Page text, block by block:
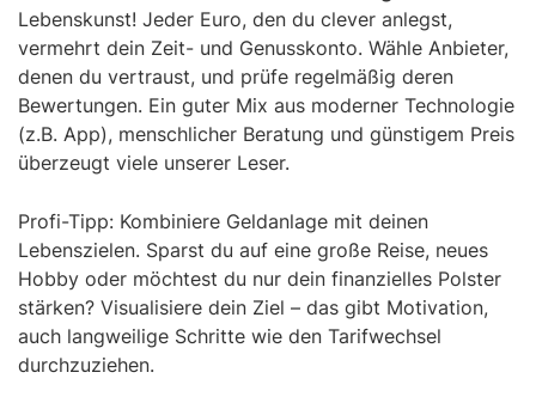
Lebenskunst! Jeder Euro, den du clever anlegst,
vermehrt dein Zeit- und Genusskonto. Wähle Anbieter,
denen du vertraust, und prüfe regelmäßig deren
Bewertungen. Ein guter Mix aus moderner Technologie
(z.B. App), menschlicher Beratung und günstigem Preis
überzeugt viele unserer Leser.
Profi-Tipp: Kombiniere Geldanlage mit deinen
Lebenszielen. Sparst du auf eine große Reise, neues
Hobby oder möchtest du nur dein finanzielles Polster
stärken? Visualisiere dein Ziel – das gibt Motivation,
auch langweilige Schritte wie den Tarifwechsel
durchzuziehen.